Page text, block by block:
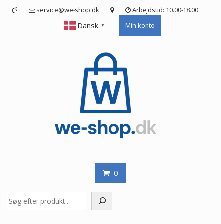
service@we-shop.dk Arbejdstid: 10.00-18.00
Dansk ▼ Min konto
0